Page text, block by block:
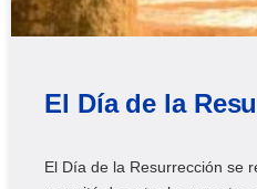
El Día de la
El Día de la Resurrección se